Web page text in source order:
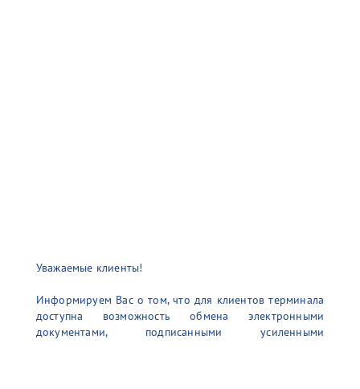
Уважаемые клиенты!
Информируем Вас о том, что для клиентов терминала
доступна возможность обмена электронными
документами, подписанными усиленными